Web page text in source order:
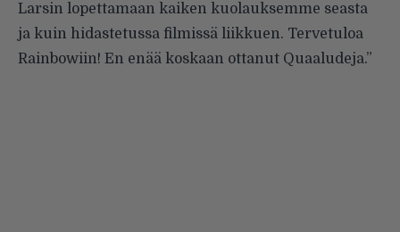
Larsin lopettamaan kaiken kuolauksemme seasta
ja kuin hidastetussa filmissä liikkuen. Tervetuloa
Rainbowiin! En enää koskaan ottanut Quaaludeja.”